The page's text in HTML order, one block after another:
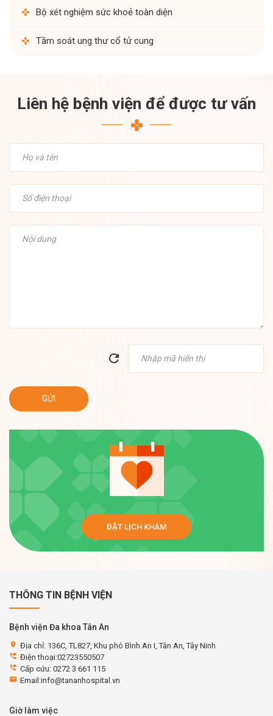
Bộ xét nghiệm sức khoẻ toàn diện
Tầm soát ung thư cổ tử cung
Liên hệ bệnh viện để được tư vấn
ĐẶT LỊCH KHÁM
THÔNG TIN BỆNH VIỆN
Bệnh viện Đa khoa Tân An
location_on Địa chỉ: 136C, TL827, Khu phó Bình An I, Tân An, Tây Ninh
perm_phone_msg Điện thoại:02723550507
perm_phone_msg Cấp cứu: 0272 3 661 115
email Email:info@tananhospital.vn
Giờ làm việc